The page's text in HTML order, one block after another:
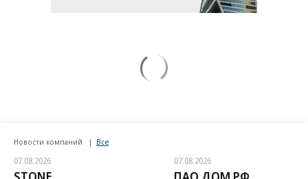
Новости компаний Все
07.08.2026 07.08.2026